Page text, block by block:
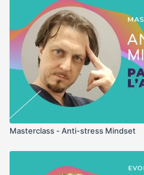
- Introduzione agli Ormoni: Cosa
Producono
- Le 5 Principali Ghiandole
- I 5 Nemici degli Ormoni
- I 5 Amici degli Ormoni
- Come Valutare il Proprio Stato
Masterclass - Anti-stress Mindset